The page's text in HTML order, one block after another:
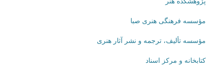
مؤسسه فرهنگی هنری صبا
مؤسسه تألیف، ترجمه و نشر آثار هنری
کتابخانه و مرکز اسناد